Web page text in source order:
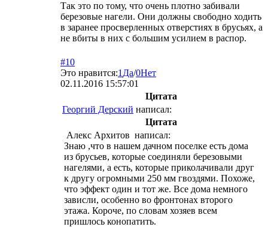
Так это по тому, что очень плотно забивали
березовые нагели. Они должны свободно ходить
в заранее просверленных отверстиях в брусьях, а
не вбиты в них с большим усилием в распор.
#10
Это нравится:1 Да/0Нет
02.11.2016 15:57:01
Цитата
Георгий Дерский написал:
Цитата
Алекс Архитов написал:
Знаю ,что в нашем дачном поселке есть дома
из брусьев, которые соединяли березовыми
нагелями, а есть, которые приколачивали друг
к другу огромными 250 мм гвоздями. Похоже,
что эффект один и тот же. Все дома немного
зависли, особенно во фронтонах второго
этажа. Короче, по словам хозяев всем
пришлось конопатить.